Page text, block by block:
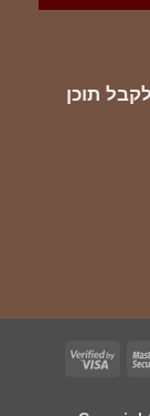
תוכן
MasterCard
Visa